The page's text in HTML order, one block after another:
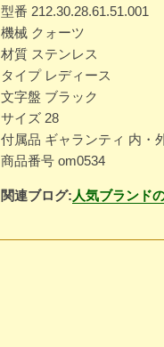
型番 212.30.28.61.51.001
機械 クォーツ
材質 ステンレス
タイプ レディース
文字盤 ブラック
サイズ 28
付属品 ギャランティ 内・
商品番号 om0534
関連ブログ: 人気ブランド